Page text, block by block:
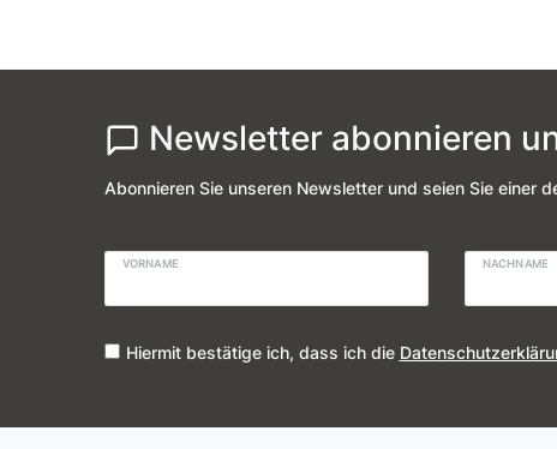
Newsletter abonnieren
Abonnieren Sie unseren Newsletter und seien Sie einer
VORNAME NACHNAME
Hiermit bestätige ich, dass ich die